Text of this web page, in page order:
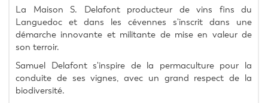
La Maison S. Delafont producteur de vins fins du
Languedoc et dans les cévennes s'inscrit dans une
démarche innovante et militante de mise en valeur de
son terroir.
Samuel Delafont s'inspire de la permaculture pour la
conduite de ses vignes, avec un grand respect de la
biodiversité.